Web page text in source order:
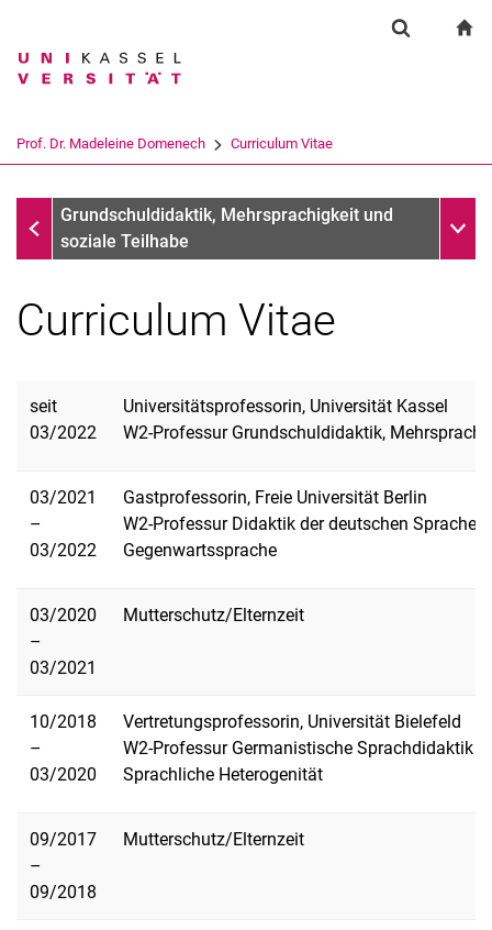
Springe direkt zu: Inhalt
Springe direkt zu: Suche
Springe direkt zu:
Suchbegriff
Suchen (öffnet externen Link in einem
Prof. Dr. Madeleine Domenech Curriculum Vitae
Prof. Dr. Madeleine Domenech
Grundschuldidaktik, Mehrsprachigkeit und
soziale Teilhabe
Curriculum Vitae
Curriculum Vitae
seit
03/2022
Universitätsprofessorin, Universität Kassel
W2-Professur Grundschuldidaktik,
03/2021
–
03/2022
Gastprofessorin, Freie Universität Berlin
W2-Professur Didaktik der deutschen Sprache
Gegenwartssprache
03/2020
–
03/2021
Mutterschutz/Elternzeit
10/2018
–
03/2020
Vertretungsprofessorin, Universität Bielefeld
W2-Professur Germanistische Sprachdidaktik
Sprachliche Heterogenität
09/2017
–
09/2018
Mutterschutz/Elternzeit